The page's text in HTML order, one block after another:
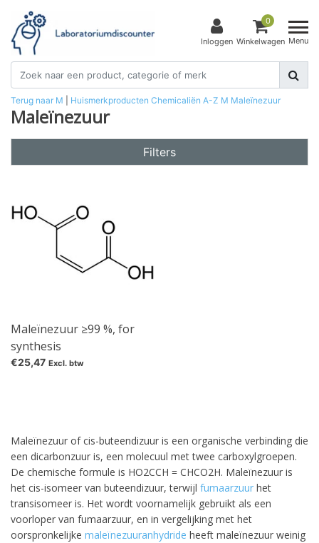
Inloggen
0
Winkelwagen Menu
Terug naar M Huismerkproducten Chemicaliën A-Z M Maleïnezuur
Maleïnezuur
Filters
Maleïnezuur ≥99 %, for
synthesis
€25,47 Excl. btw
Maleïnezuur of cis-buteendizuur is een organische verbinding die
een dicarbonzuur is, een molecuul met twee carboxylgroepen.
De chemische formule is HO2CCH = CHCO2H. Maleïnezuur is
het cis-isomeer van buteendizuur, terwijl fumaarzuur het
transisomeer is. Het wordt voornamelijk gebruikt als een
voorloper van fumaarzuur, en in vergelijking met het
oorspronkelijke maleïnezuuranhydride heeft maleïnezuur weinig